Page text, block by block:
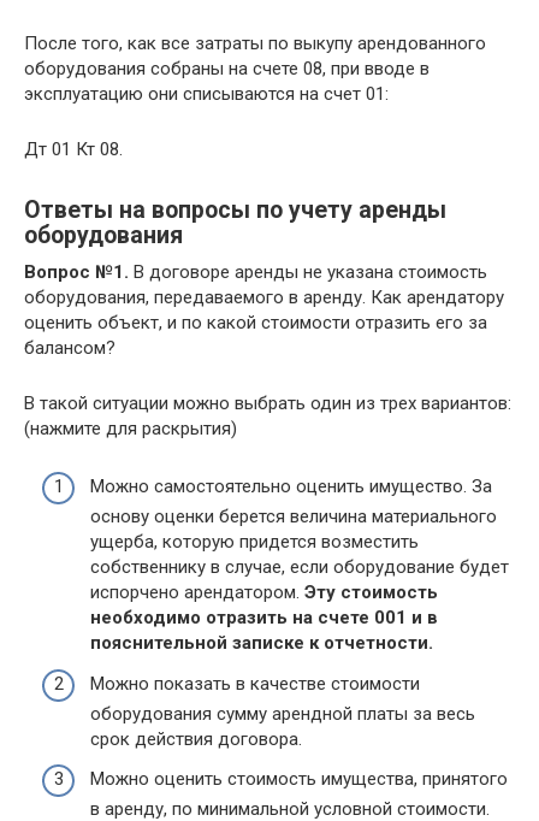
После того, как все затраты по выкупу арендованного
оборудования собраны на счете 08, при вводе в
эксплуатацию они списываются на счет 01:
Дт 01 Кт 08.
Ответы на вопросы по учету аренды
оборудования
Вопрос №1. В договоре аренды не указана стоимость
оборудования, передаваемого в аренду. Как арендатору
оценить объект, и по какой стоимости отразить его за
балансом?
В такой ситуации можно выбрать один из трех вариантов:
(нажмите для раскрытия)
Можно самостоятельно оценить имущество. За
основу оценки берется величина материального
ущерба, которую придется возместить
собственнику в случае, если оборудование будет
испорчено арендатором. Эту стоимость
необходимо отразить на счете 001 и в
пояснительной записке к отчетности.
Можно показать в качестве стоимости
оборудования сумму арендной платы за весь
срок действия договора.
Можно оценить стоимость имущества, принятого
в аренду, по минимальной условной стоимости.